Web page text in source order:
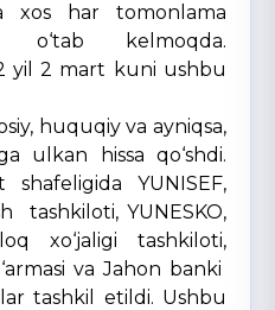
xos har tomonlama
o‘tab kelmoqda.
yil 2 mart kuni ushbu
huquqiy va ayniqsa,
ulkan hissa qo‘shdi.
YUNISEF,
tashkiloti, YUNESKO,
xo‘jaligi tashkiloti,
va Jahon banki
tashkil etildi. Ushbu